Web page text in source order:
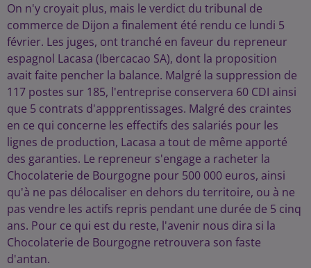
On n'y croyait plus, mais le verdict du tribunal de
commerce de Dijon a finalement été rendu ce lundi 5
février. Les juges, ont tranché en faveur du repreneur
espagnol Lacasa (Ibercacao SA), dont la proposition
avait faite pencher la balance. Malgré la suppression de
117 postes sur 185, l'entreprise conservera 60 CDI ainsi
que 5 contrats d'appprentissages. Malgré des craintes
en ce qui concerne les effectifs des salariés pour les
lignes de production, Lacasa a tout de même apporté
des garanties. Le repreneur s'engage a racheter la
Chocolaterie de Bourgogne pour 500 000 euros, ainsi
qu'à ne pas délocaliser en dehors du territoire, ou à ne
pas vendre les actifs repris pendant une durée de 5 cinq
ans. Pour ce qui est du reste, l'avenir nous dira si la
Chocolaterie de Bourgogne retrouvera son faste
d'antan.